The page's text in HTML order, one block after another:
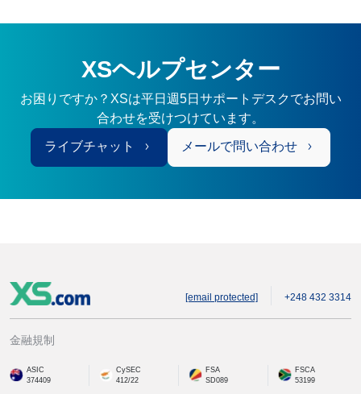
XSヘルプセンター
お困りですか？XSは平日週5日サポートデスクでお問い
合わせを受けつけています。
ライブチャット メールで問い合わせ
[email protected] +248 432 3314
金融規制
ASIC
374409
CySEC
412/22
FSA
SD089
FSCA
53199